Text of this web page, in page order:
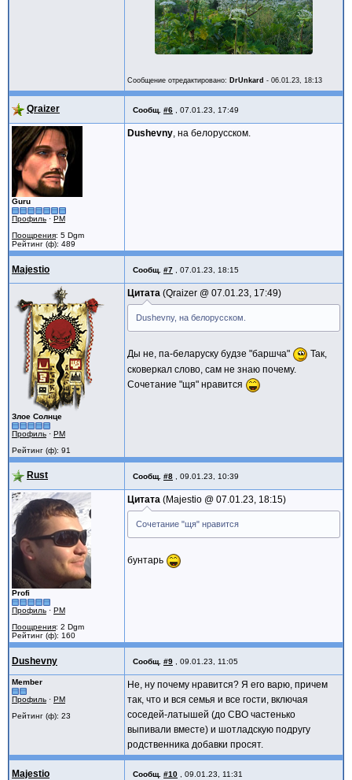
Сообщение отредактировано: DrUnkard - 06.01.23, 18:13
Qraizer Сообщ. #6 07.01.23, 17:49
Guru
Профиль · PM
Поощрения: 5 Dgm
Рейтинг (ф): 489
Dushevny, на белорусском.
Majestio Сообщ. #7 07.01.23, 18:15
Злое Солнце
Профиль · PM
Рейтинг (ф): 91
Цитата Qraizer @ 07.01.23, 17:49
Dushevny, на белорусском.
Ды не, па-беларуску будзе "баршча"
Так,
сковеркал слово, сам не знаю почему.
Сочетание "щя" нравится
Rust Сообщ. #8 09.01.23, 10:39
Profi
Профиль · PM
Поощрения: 2 Dgm
Рейтинг (ф): 160
Цитата Majestio @ 07.01.23, 18:15
Сочетание "щя" нравится
бунтарь
Dushevny Сообщ. #9 09.01.23, 11:05
Member
Профиль · PM
Рейтинг (ф): 23
Не, ну почему нравится? Я его варю, причем
так, что и вся семья и все гости, включая
соседей-латышей (до СВО частенько
выпивали вместе) и шотладскую подругу
родственника добавки просят.
Majestio Сообщ. #10 09.01.23, 11:31